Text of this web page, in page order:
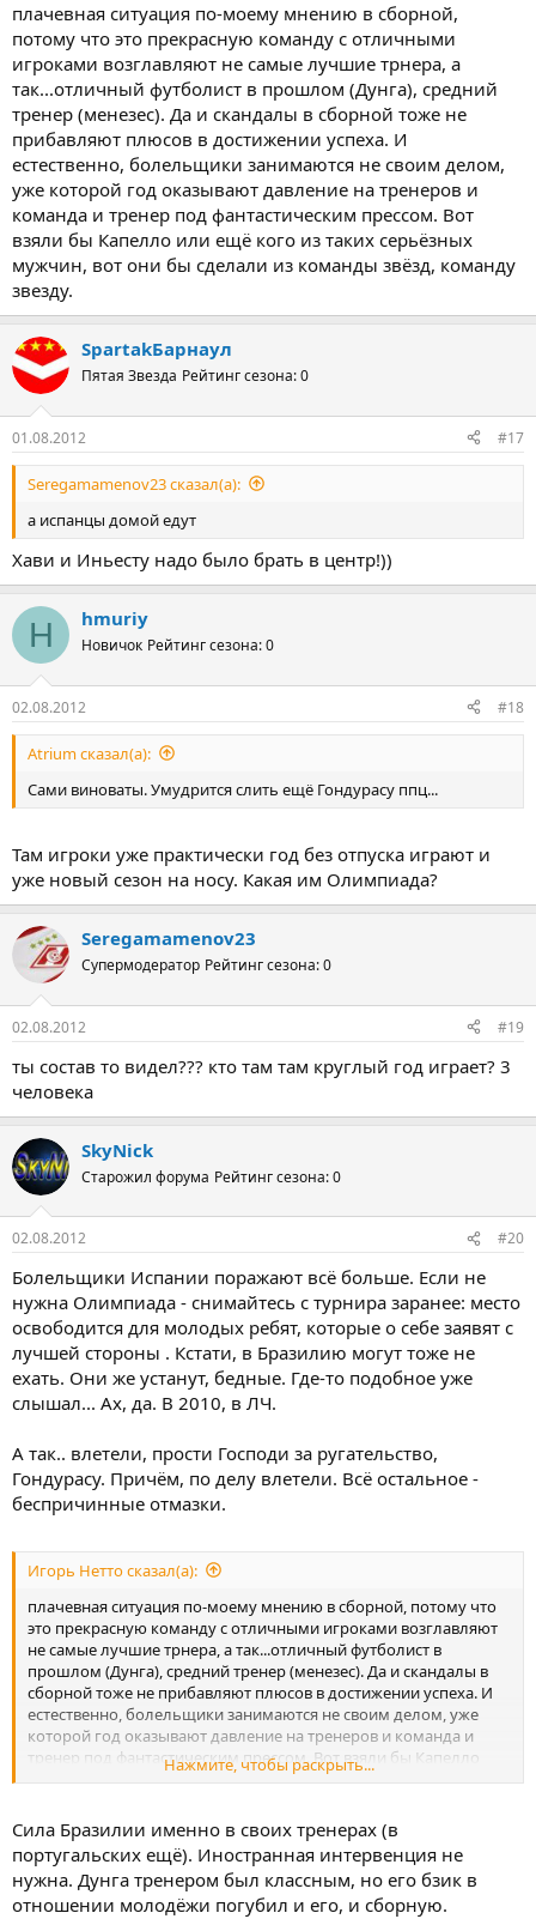
плачевная ситуация по-моему мнению в сборной,
потому что это прекрасную команду с отличными
игроками возглавляют не самые лучшие трнера, а
так...отличный футболист в прошлом (Дунга), средний
тренер (менезес). Да и скандалы в сборной тоже не
прибавляют плюсов в достижении успеха. И
естественно, болельщики занимаются не своим делом,
уже которой год оказывают давление на тренеров и
команда и тренер под фантастическим прессом. Вот
взяли бы Капелло или ещё кого из таких серьёзных
мужчин, вот они бы сделали из команды звёзд, команду
звезду.
SpartakБарнаул
Пятая Звезда Рейтинг сезона: 0
01.08.2012 #17
Seregamamenov23 сказал(а):
а испанцы домой едут
Хави и Иньесту надо было брать в центр!))
H hmuriy
Новичок Рейтинг сезона: 0
02.08.2012 #18
Atrium сказал(а):
Сами виноваты. Умудрится слить ещё Гондурасу ппц...
Там игроки уже практически год без отпуска играют и
уже новый сезон на носу. Какая им Олимпиада?
Seregamamenov23
Супермодератор Рейтинг сезона: 0
02.08.2012 #19
ты состав то видел??? кто там там круглый год играет? 3
человека
SkyNick
Старожил форума Рейтинг сезона: 0
02.08.2012 #20
Болельщики Испании поражают всё больше. Если не
нужна Олимпиада - снимайтесь с турнира заранее: место
освободится для молодых ребят, которые о себе заявят с
лучшей стороны . Кстати, в Бразилию могут тоже не
ехать. Они же устанут, бедные. Где-то подобное уже
слышал... Ах, да. В 2010, в ЛЧ.
А так.. влетели, прости Господи за ругательство,
Гондурасу. Причём, по делу влетели. Всё остальное -
беспричинные отмазки.
Игорь Нетто сказал(а):
плачевная ситуация по-моему мнению в сборной, потому что
это прекрасную команду с отличными игроками возглавляют
не самые лучшие трнера, а так...отличный футболист в
прошлом (Дунга), средний тренер (менезес). Да и скандалы в
сборной тоже не прибавляют плюсов в достижении успеха. И
естественно, болельщики занимаются не своим делом, уже
которой год оказывают давление на тренеров и команда и
тренер под фантастическим прессом. Вот взяли бы Капелло
или ещё кого из таких серьёзных мужчин, вот они бы сделали
Нажмите, чтобы раскрыть...
Сила Бразилии именно в своих тренерах (в
португальских ещё). Иностранная интервенция не
нужна. Дунга тренером был классным, но его бзик в
отношении молодёжи погубил и его, и сборную.